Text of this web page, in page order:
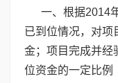
一、根据2014年
已到位情况，对项
金；项目完成并经
位资金的一定比例